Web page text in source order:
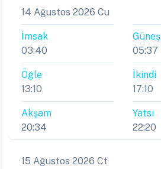
14 Ağustos 2026 Cu
İmsak
03:40
Güneş
05:37
Öğle
13:10
İkindi
17:10
Akşam
20:34
Yatsı
22:20
15 Ağustos 2026 Ct